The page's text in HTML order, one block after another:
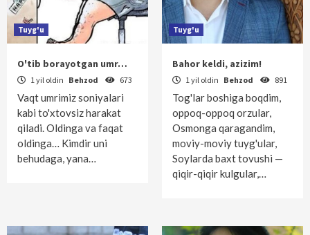
Tuyg'u
O'tib borayotgan umr…
1 yil oldin Behzod 673
Vaqt umrimiz soniyalari
kabi to'xtovsiz harakat
qiladi. Oldinga va faqat
oldinga… Kimdir uni
behudaga, yana…
Tuyg'u
Bahor keldi, azizim!
1 yil oldin Behzod 891
Tog'lar boshiga boqdim,
oppoq-oppoq orzular,
Osmonga qaragandim,
moviy-moviy tuyg'ular,
Soylarda baxt tovushi —
qiqir-qiqir kulgular,…